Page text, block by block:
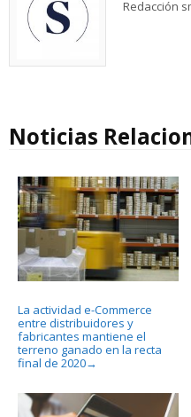
Redacción
Noticias
La actividad e-Commerce
entre distribuidores y
fabricantes mantiene el
terreno ganado en la recta
final de 2020→